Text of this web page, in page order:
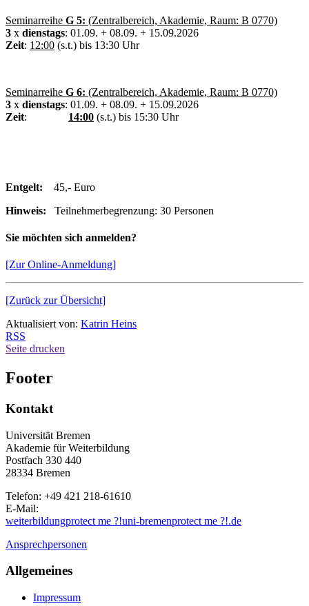
Seminarreihe G 5: (Zentralbereich, Akademie, Raum: B 0770)
3 x dienstags: 01.09. + 08.09. + 15.09.2026
Zeit: 12:00 (s.t.) bis 13:30 Uhr
Seminarreihe G 6: (Zentralbereich, Akademie, Raum: B 0770)
3 x dienstags: 01.09. + 08.09. + 15.09.2026
Zeit: 14:00 (s.t.) bis 15:30 Uhr
Entgelt: 45,- Euro
Hinweis: Teilnehmerbegrenzung: 30 Personen
Sie möchten sich anmelden?
[Zur Online-Anmeldung]
[Zurück zur Übersicht]
Aktualisiert von: Katrin Heins
RSS
Seite drucken
Footer
Kontakt
Universität Bremen
Akademie für Weiterbildung
Postfach 330 440
28334 Bremen
Telefon: +49 421 218-61610
E-Mail:
weiterbildungprotect me ?!uni-bremenprotect me ?!.de
Ansprechpersonen
Allgemeines
Impressum